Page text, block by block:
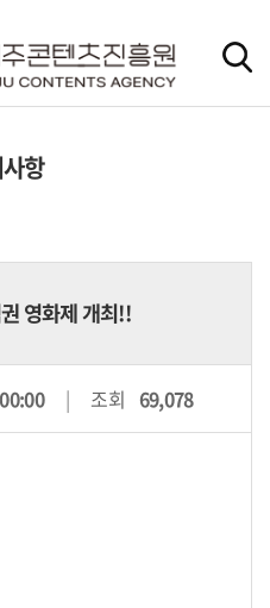
항
영화제 개최!!
조회 69,078